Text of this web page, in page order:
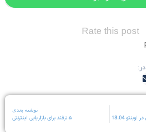
Rate this post
18.04
نوشته بعدی